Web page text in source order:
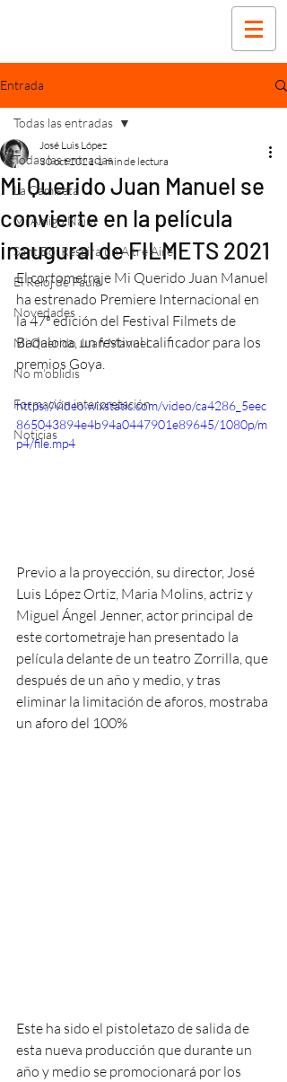
Entrada
Todas las entradas
La Camiseta
Mi Amigo Naim
Sant Boi Respira un Altre Aire
El Reloj de Paula
Novedades
Mi Querido Juan Manuel
No m'oblidis
Formación interpretación
Noticias
Todas las entradas
Mi Querido Juan Manuel se
convierte en la película
inaugural de FILMETS 2021
José Luis López
30 oct 2021 1 min de lectura
El cortometraje Mi Querido Juan Manuel
ha estrenado Premiere Internacional en
la 47ª edición del Festival Filmets de
Badalona, un festival calificador para los
premios Goya.
https://video.wixstatic.com/video/ca4286_5eec
865043894e4b94a0447901e89645/1080p/m
p4/file.mp4
Previo a la proyección, su director, José
Luis López Ortiz, Maria Molins, actriz y
Miguel Ángel Jenner, actor principal de
este cortometraje han presentado la
película delante de un teatro Zorrilla, que
después de un año y medio, y tras
eliminar la limitación de aforos, mostraba
un aforo del 100%
Este ha sido el pistoletazo de salida de
esta nueva producción que durante un
año y medio se promocionará por los